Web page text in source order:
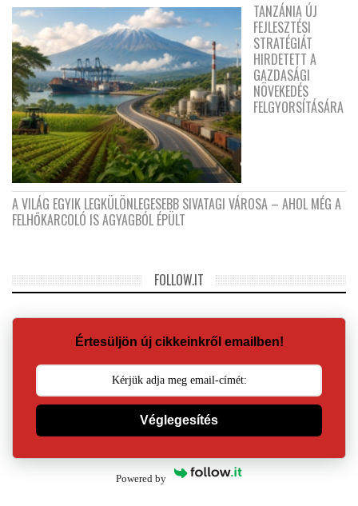
TANZÁNIA ÚJ
FEJLESZTÉSI
STRATÉGIÁT
HIRDETETT A
GAZDASÁGI
NÖVEKEDÉS
FELGYORSÍTÁSÁRA
A VILÁG EGYIK LEGKÜLÖNLEGESEBB SIVATAGI VÁROSA – AHOL MÉG A
FELHŐKARCOLÓ IS AGYAGBÓL ÉPÜLT
FOLLOW.IT
Értesüljön új cikkeinkről emailben!
Véglegesítés
Powered by